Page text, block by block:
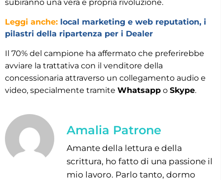
subiranno una vera e propria rivoluzione.
Leggi anche: local marketing e web reputation, i
pilastri della ripartenza per i Dealer
Il 70% del campione ha affermato che preferirebbe
avviare la trattativa con il venditore della
concessionaria attraverso un collegamento audio e
video, specialmente tramite Whatsapp o Skype.
Amalia Patrone
Amante della lettura e della
scrittura, ho fatto di una passione il
mio lavoro. Parlo tanto, dormo